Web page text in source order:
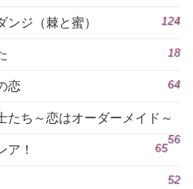
ンジ（棘と蜜） 124
18
恋 64
たち～恋はオーダーメイド～
56
ア！ 65
52